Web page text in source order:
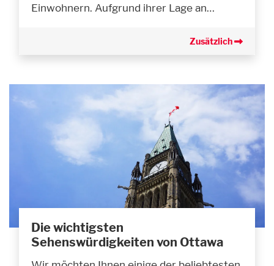
Einwohnern. Aufgrund ihrer Lage an…
Zusätzlich
Die wichtigsten
Sehenswürdigkeiten von Ottawa